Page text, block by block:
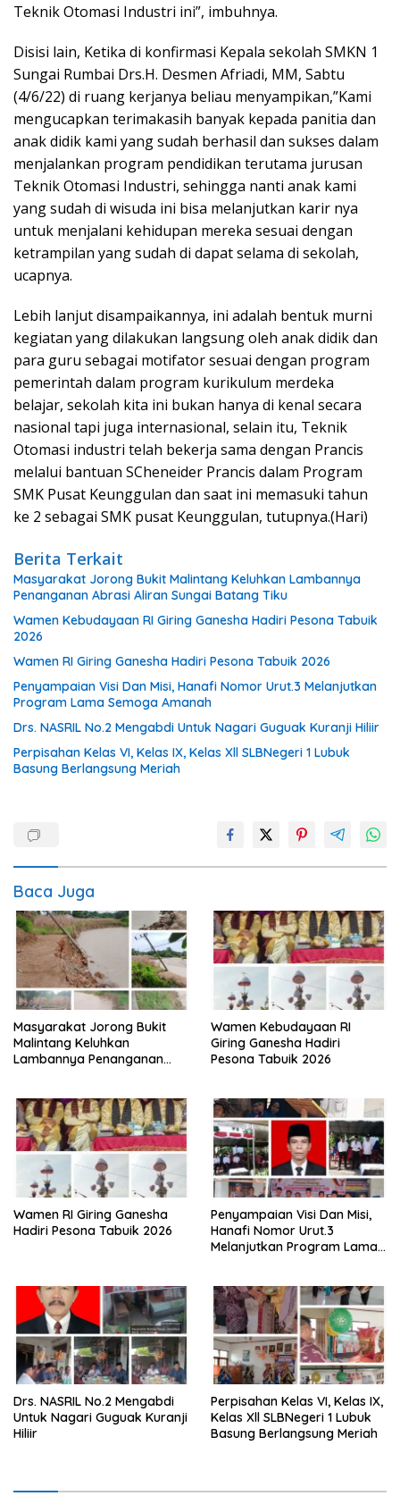
Teknik Otomasi Industri ini”, imbuhnya.
Disisi lain, Ketika di konfirmasi Kepala sekolah SMKN 1
Sungai Rumbai Drs.H. Desmen Afriadi, MM, Sabtu
(4/6/22) di ruang kerjanya beliau menyampikan,”Kami
mengucapkan terimakasih banyak kepada panitia dan
anak didik kami yang sudah berhasil dan sukses dalam
menjalankan program pendidikan terutama jurusan
Teknik Otomasi Industri, sehingga nanti anak kami
yang sudah di wisuda ini bisa melanjutkan karir nya
untuk menjalani kehidupan mereka sesuai dengan
ketrampilan yang sudah di dapat selama di sekolah,
ucapnya.
Lebih lanjut disampaikannya, ini adalah bentuk murni
kegiatan yang dilakukan langsung oleh anak didik dan
para guru sebagai motifator sesuai dengan program
pemerintah dalam program kurikulum merdeka
belajar, sekolah kita ini bukan hanya di kenal secara
nasional tapi juga internasional, selain itu, Teknik
Otomasi industri telah bekerja sama dengan Prancis
melalui bantuan SCheneider Prancis dalam Program
SMK Pusat Keunggulan dan saat ini memasuki tahun
ke 2 sebagai SMK pusat Keunggulan, tutupnya.(Hari)
Berita Terkait
Masyarakat Jorong Bukit Malintang Keluhkan Lambannya
Penanganan Abrasi Aliran Sungai Batang Tiku
Wamen Kebudayaan RI Giring Ganesha Hadiri Pesona Tabuik
2026
Wamen RI Giring Ganesha Hadiri Pesona Tabuik 2026
Penyampaian Visi Dan Misi, Hanafi Nomor Urut.3 Melanjutkan
Program Lama Semoga Amanah
Drs. NASRIL No.2 Mengabdi Untuk Nagari Guguak Kuranji Hiliir
Perpisahan Kelas VI, Kelas IX, Kelas Xll SLBNegeri 1 Lubuk
Basung Berlangsung Meriah
Baca Juga
Masyarakat Jorong Bukit
Malintang Keluhkan
Lambannya Penanganan
Wamen Kebudayaan RI
Giring Ganesha Hadiri
Pesona Tabuik 2026
Wamen RI Giring Ganesha
Hadiri Pesona Tabuik 2026
Penyampaian Visi Dan Misi,
Hanafi Nomor Urut.3
Melanjutkan Program Lama
Drs. NASRIL No.2 Mengabdi
Untuk Nagari Guguak Kuranji
Hiliir
Perpisahan Kelas VI, Kelas IX,
Kelas Xll SLBNegeri 1 Lubuk
Basung Berlangsung Meriah